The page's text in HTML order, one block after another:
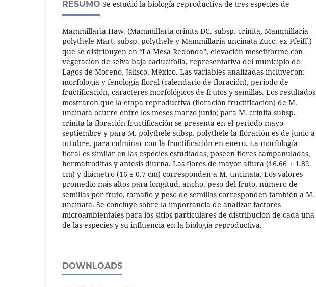
RESUMO Se estudió la biología reproductiva de tres especies de
Mammillaria Haw. (Mammillaria crinita DC. subsp. crinita, Mammillaria
polythele Mart. subsp. polythele y Mammillaria uncinata Zucc. ex Pfeiff.)
que se distribuyen en “La Mesa Redonda”, elevación mesetiforme con
vegetación de selva baja caducifolia, representativa del municipio de
Lagos de Moreno, Jalisco, México. Las variables analizadas incluyeron:
morfología y fenología floral (calendario de floración), periodo de
fructificación, caracteres morfológicos de frutos y semillas. Los resultados
mostraron que la etapa reproductiva (floración fructificación) de M.
uncinata ocurre entre los meses marzo junio; para M. crinita subsp.
crinita la floración-fructificación se presenta en el periodo mayo-
septiembre y para M. polythele subsp. polythele la floración es de junio a
octubre, para culminar con la fructificación en enero. La morfología
floral es similar en las especies estudiadas, poseen flores campanuladas,
hermafroditas y antesis diurna. Las flores de mayor altura (16.66 ± 1.82
cm) y diámetro (16 ± 0.7 cm) corresponden a M. uncinata. Los valores
promedio más altos para longitud, ancho, peso del fruto, número de
semillas por fruto, tamaño y peso de semillas corresponden también a M.
uncinata. Se concluye sobre la importancia de analizar factores
microambientales para los sitios particulares de distribución de cada una
de las especies y su influencia en la biología reproductiva.
DOWNLOADS